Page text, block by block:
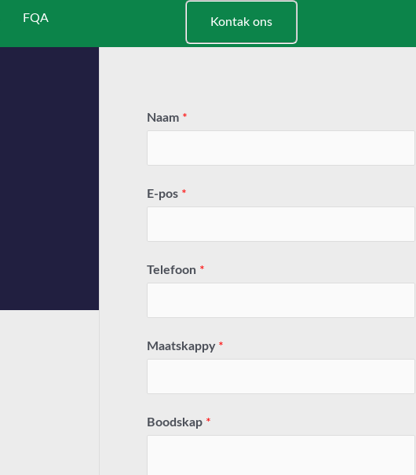
FQA Kontak ons
Naam *
E-pos *
Telefoon *
Maatskappy *
Boodskap *